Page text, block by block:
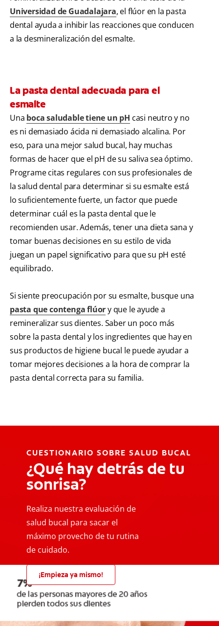
Universidad de Guadalajara, el flúor en la pasta
dental ayuda a inhibir las reacciones que conducen
a la desmineralización del esmalte.
La pasta dental adecuada para el
esmalte
Una boca saludable tiene un pH casi neutro y no
es ni demasiado ácida ni demasiado alcalina. Por
eso, para una mejor salud bucal, hay muchas
formas de hacer que el pH de su saliva sea óptimo.
Programe citas regulares con sus profesionales de
la salud dental para determinar si su esmalte está
lo suficientemente fuerte, un factor que puede
determinar cuál es la pasta dental que le
recomienden usar. Además, tener una dieta sana y
tomar buenas decisiones en su estilo de vida
juegan un papel significativo para que su pH esté
equilibrado.
Si siente preocupación por su esmalte, busque una
pasta que contenga flúory que le ayude a
remineralizar sus dientes. Saber un poco más
sobre la pasta dental y los ingredientes que hay en
sus productos de higiene bucal le puede ayudar a
tomar mejores decisiones a la hora de comprar la
pasta dental correcta para su familia.
CUESTIONARIO SOBRE SALUD BUCAL
¿Qué hay detrás de tu
sonrisa?
Realiza nuestra evaluación de
salud bucal para sacar el
máximo provecho de tu rutina
de cuidado.
¡Empieza ya mismo!